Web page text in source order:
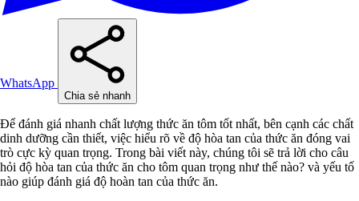
WhatsApp
Chia sẻ nhanh
Để đánh giá nhanh chất lượng thức ăn tôm tốt nhất, bên cạnh các chất
dinh dưỡng cần thiết, việc hiểu rõ về độ hòa tan của thức ăn đóng vai
trò cực kỳ quan trọng. Trong bài viết này, chúng tôi sẽ trả lời cho câu
hỏi độ hòa tan của thức ăn cho tôm quan trọng như thế nào? và yếu tố
nào giúp đánh giá độ hoàn tan của thức ăn.